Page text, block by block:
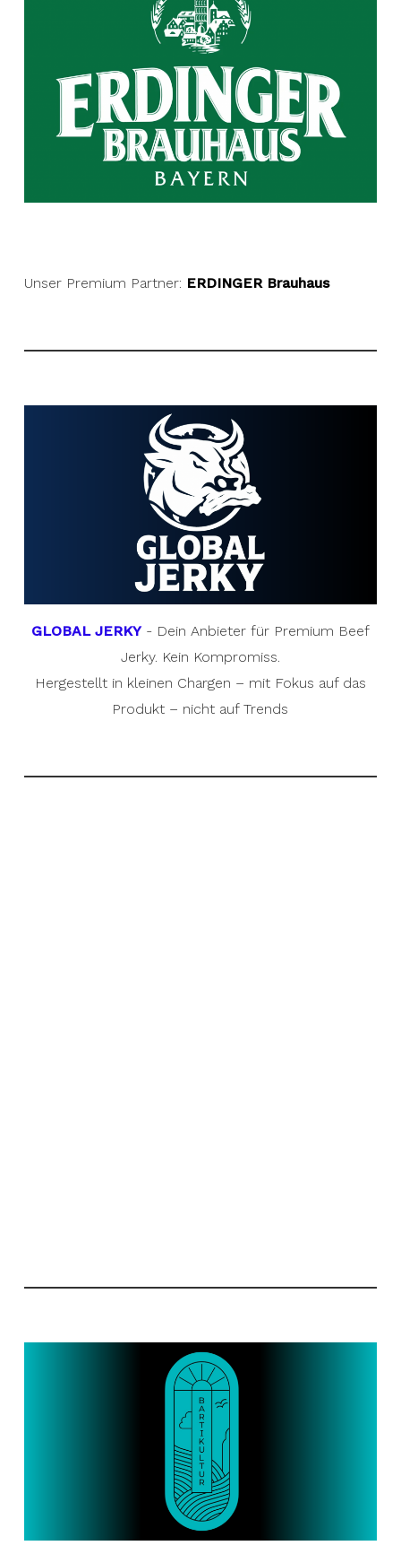
Unser Premium Partner: ERDINGER Brauhaus
GLOBAL JERKY- Dein Anbieter für Premium Beef
Jerky. Kein Kompromiss.
Hergestellt in kleinen Chargen – mit Fokus auf das
Produkt – nicht auf Trends